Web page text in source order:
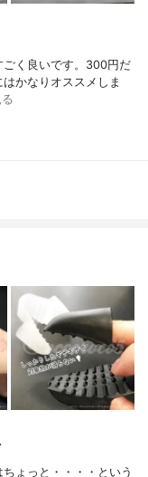
ごく良いです。300円だ
かなりオススメしま
ょっと・・・・という